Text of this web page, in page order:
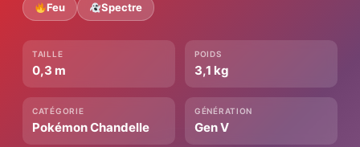
Feu Spectre
TAILLE
0,3 m
POIDS
3,1 kg
CATÉGORIE
Pokémon Chandelle
GÉNÉRATION
Gen V